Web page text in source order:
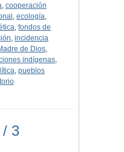
,cooperación
,ecología,
,fondos de
,incidencia
de Dios,
indígenas,
, pueblos
/ 3